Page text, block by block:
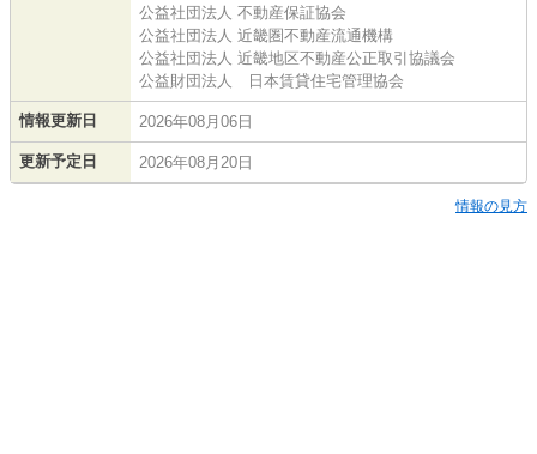
公益社団法人 不動産保証協会
公益社団法人 近畿圏不動産流通機構
公益社団法人 近畿地区不動産公正取引協議会
公益財団法人 日本賃貸住宅管理協会
情報更新日 2026年08月06日
更新予定日 2026年08月20日
情報の見方